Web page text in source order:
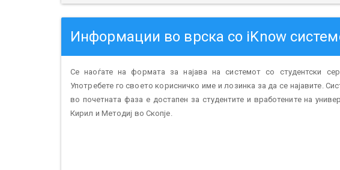
Информации во врска со iKnow
Се наоѓате на формата за најава на системот со студентски
Употребете го своето корисничко име и лозинка за да се најавите.
во почетната фаза е достапен за студентите и вработените на
Кирил и Методиј во Скопје.